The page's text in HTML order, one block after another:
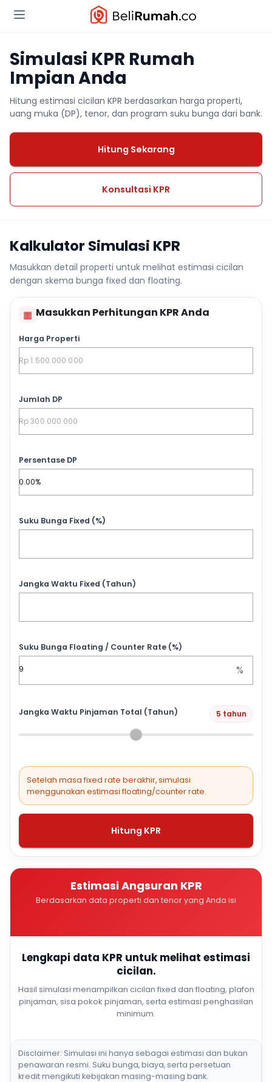
Simulasi KPR Rumah
Impian Anda
Hitung estimasi cicilan KPR berdasarkan harga properti,
uang muka (DP), tenor, dan program suku bunga dari bank.
Hitung Sekarang
Konsultasi KPR
Kalkulator Simulasi KPR
Masukkan detail properti untuk melihat estimasi cicilan
dengan skema bunga fixed dan floating.
▦ Masukkan Perhitungan KPR Anda
Harga Properti
Jumlah DP
Persentase DP
Suku Bunga Fixed (%)
Jangka Waktu Fixed (Tahun)
Suku Bunga Floating / Counter Rate (%)
%
Jangka Waktu Pinjaman Total (Tahun) 5 tahun
Setelah masa fixed rate berakhir, simulasi
menggunakan estimasi floating/counter rate.
Hitung KPR
Estimasi Angsuran KPR
Berdasarkan data properti dan tenor yang Anda isi
Lengkapi data KPR untuk melihat estimasi
cicilan.
Hasil simulasi menampilkan cicilan fixed dan floating, plafon
pinjaman, sisa pokok pinjaman, serta estimasi penghasilan
minimum.
Disclaimer: Simulasi ini hanya sebagai estimasi dan bukan
penawaran resmi. Suku bunga, biaya, serta persetuan
kredit mengikuti kebijakan masing-masing bank.